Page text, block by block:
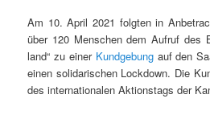
Am 10. April 2021 fol­gten in
über 120 Men­schen dem Aufruf des
land“ zu ein­er Kundge­bungauf den
einen sol­i­darischen Lock­down. Die
des inter­na­tionalen Aktion­stags der